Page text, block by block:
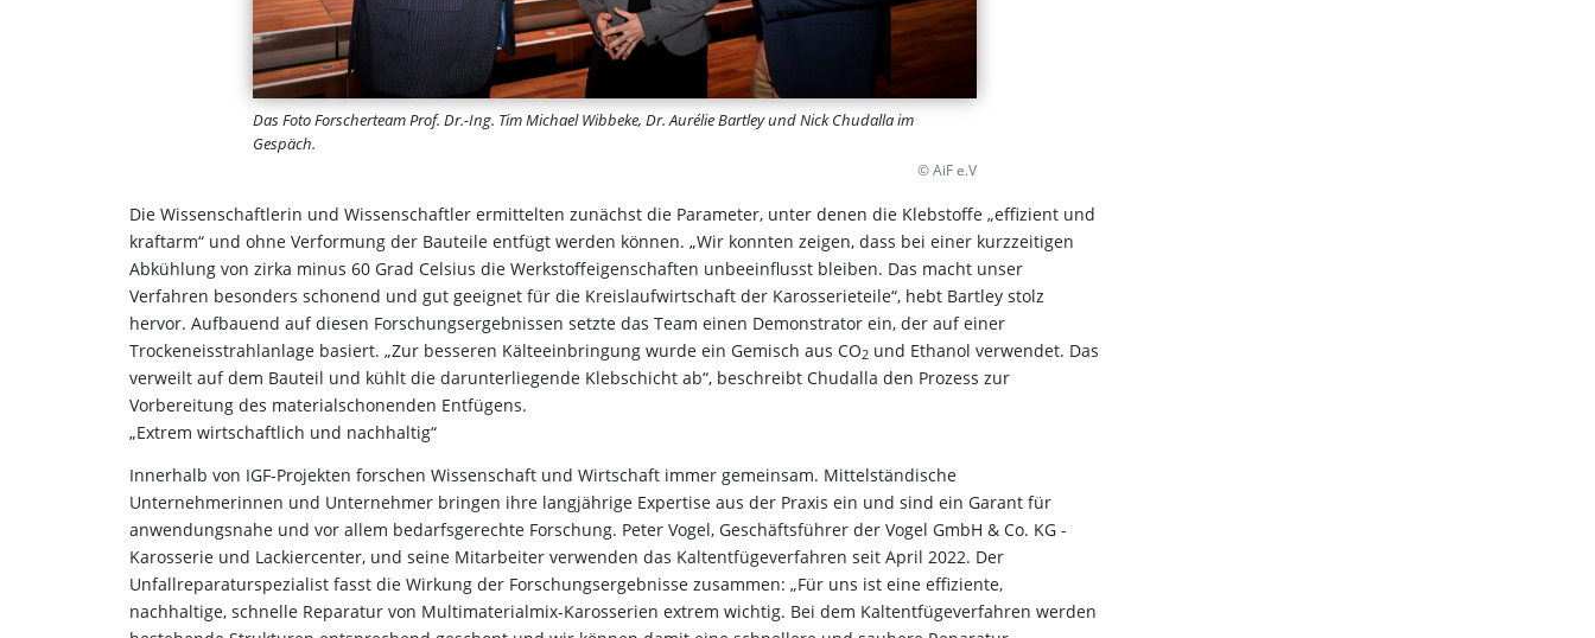
Das Foto Forscherteam Prof. Dr.-Ing. Tim Michael Wibbeke, Dr. Aurélie Bartley und Nick Chudalla im
Gespäch.
© AiF e.V
Die Wissenschaftlerin und Wissenschaftler ermittelten zunächst die Parameter, unter denen die Klebstoffe „effizient und
kraftarm“ und ohne Verformung der Bauteile entfügt werden können. „Wir konnten zeigen, dass bei einer kurzzeitigen
Abkühlung von zirka minus 60 Grad Celsius die Werkstoffeigenschaften unbeeinflusst bleiben. Das macht unser
Verfahren besonders schonend und gut geeignet für die Kreislaufwirtschaft der Karosserieteile“, hebt Bartley stolz
hervor. Aufbauend auf diesen Forschungsergebnissen setzte das Team einen Demonstrator ein, der auf einer
Trockeneisstrahlanlage basiert. „Zur besseren Kälteeinbringung wurde ein Gemisch aus CO2 und Ethanol verwendet. Das
verweilt auf dem Bauteil und kühlt die darunterliegende Klebschicht ab“, beschreibt Chudalla den Prozess zur
Vorbereitung des materialschonenden Entfügens.
„Extrem wirtschaftlich und nachhaltig“
Innerhalb von IGF-Projekten forschen Wissenschaft und Wirtschaft immer gemeinsam. Mittelständische
Unternehmerinnen und Unternehmer bringen ihre langjährige Expertise aus der Praxis ein und sind ein Garant für
anwendungsnahe und vor allem bedarfsgerechte Forschung. Peter Vogel, Geschäftsführer der Vogel GmbH & Co. KG -
Karosserie und Lackiercenter, und seine Mitarbeiter verwenden das Kaltentfügeverfahren seit April 2022. Der
Unfallreparaturspezialist fasst die Wirkung der Forschungsergebnisse zusammen: „Für uns ist eine effiziente,
nachhaltige, schnelle Reparatur von Multimaterialmix-Karosserien extrem wichtig. Bei dem Kaltentfügeverfahren werden